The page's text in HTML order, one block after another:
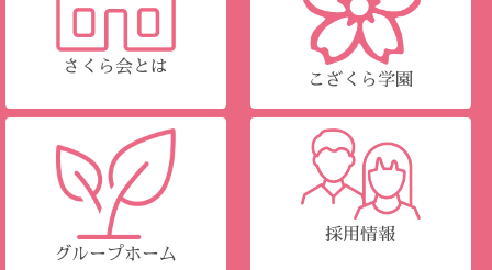
さくら会とは
こざくら学園
グループホーム
採用情報